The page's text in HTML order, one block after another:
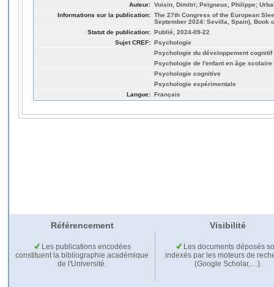
Auteur: Voisin, Dimitri; Peigneux, Philippe;
Informations sur la publication: The 27th Congress of the European
September 2024: Sevilla, Spain), Book
Statut de publication: Publié, 2024-09-22
Sujet CREF: Psychologie
Psychologie du développement cognitif
Psychologie de l'enfant en âge scolaire
Psychologie cognitive
Psychologie expérimentale
Langue: Français
Référencement Visibilité
Les publications encodées
constituent la bibliographie académique
de l'Université.
Les documents déposés
indexés par les moteurs de
(Google Scholar,…).